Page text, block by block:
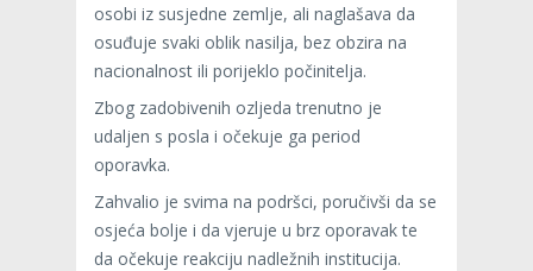
osobi iz susjedne zemlje, ali naglašava da
osuđuje svaki oblik nasilja, bez obzira na
nacionalnost ili porijeklo počinitelja.
Zbog zadobivenih ozljeda trenutno je
udaljen s posla i očekuje ga period
oporavka.
Zahvalio je svima na podršci, poručivši da se
osjeća bolje i da vjeruje u brz oporavak te
da očekuje reakciju nadležnih institucija.